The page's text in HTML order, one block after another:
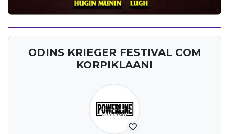
ODINS KRIEGER FESTIVAL COM
KORPIKLAANI